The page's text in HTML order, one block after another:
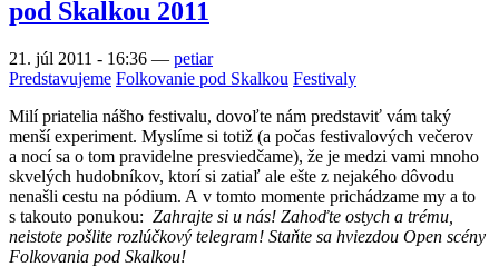
pod Skalkou 2011
21. júl 2011 - 16:36 — petiar
Predstavujeme Folkovanie pod Skalkou Festivaly
Milí priatelia nášho festivalu, dovoľte nám predstaviť vám taký
menší experiment. Myslíme si totiž (a počas festivalových večerov
a nocí sa o tom pravidelne presviedčame), že je medzi vami mnoho
skvelých hudobníkov, ktorí si zatiaľ ale ešte z nejakého dôvodu
nenašli cestu na pódium. A v tomto momente prichádzame my a to
s takouto ponukou: Zahrajte si u nás! Zahoďte ostych a trému,
neistote pošlite rozlúčkový telegram! Staňte sa hviezdou Open scény
Folkovania pod Skalkou!